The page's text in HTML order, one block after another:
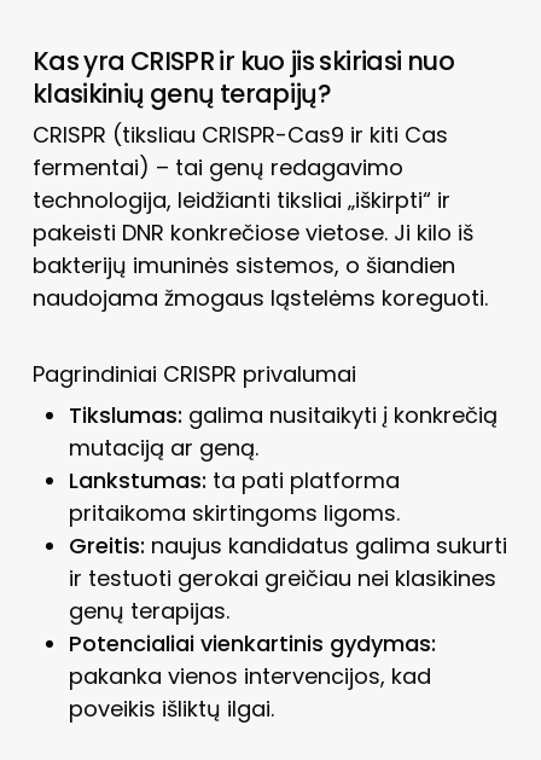
Kas yra CRISPR ir kuo jis skiriasi nuo
klasikinių genų terapijų?
CRISPR (tiksliau CRISPR-Cas9 ir kiti Cas
fermentai) – tai genų redagavimo
technologija, leidžianti tiksliai „iškirpti“ ir
pakeisti DNR konkrečiose vietose. Ji kilo iš
bakterijų imuninės sistemos, o šiandien
naudojama žmogaus ląstelėms koreguoti.
Pagrindiniai CRISPR privalumai
Tikslumas: galima nusitaikyti į konkrečią
mutaciją ar geną.
Lankstumas: ta pati platforma
pritaikoma skirtingoms ligoms.
Greitis: naujus kandidatus galima sukurti
ir testuoti gerokai greičiau nei klasikines
genų terapijas.
Potencialiai vienkartinis gydymas:
pakanka vienos intervencijos, kad
poveikis išliktų ilgai.